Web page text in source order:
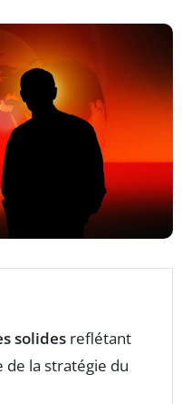
solides reflétant
la stratégie du